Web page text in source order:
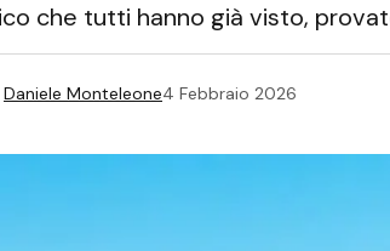
che tutti hanno già visto,
Daniele Monteleone4 Febbraio 2026